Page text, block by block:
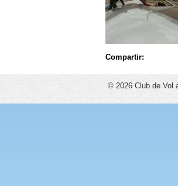
Compartir:
© 2026 Club de Vol